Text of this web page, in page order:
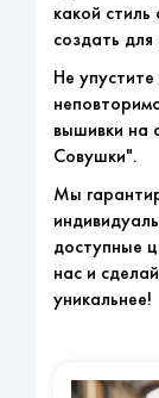
какой
создать
Не
вышивки на
Совушки".
Мы
доступные
нас и
уникальнее!